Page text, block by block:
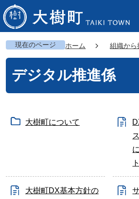
現在のページ ホーム 組織から
デジタル推進係
大樹町について
大樹町DX基本方針の